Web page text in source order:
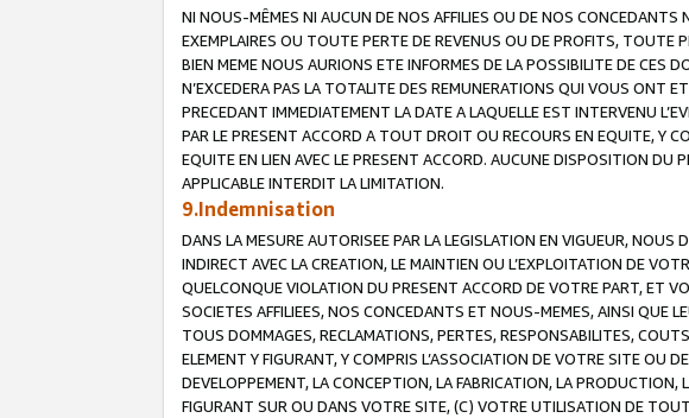
NI NOUS-MÊMES NI AUCUN DE NOS AFFILIES OU DE NOS CONCEDANTS
EXEMPLAIRES OU TOUTE PERTE DE REVENUS OU DE PROFITS, TOUTE
BIEN MEME NOUS AURIONS ETE INFORMES DE LA POSSIBILITE DE CES
N’EXCEDERA PAS LA TOTALITE DES REMUNERATIONS QUI VOUS ONT
PRECEDANT IMMEDIATEMENT LA DATE A LAQUELLE EST INTERVENU
PAR LE PRESENT ACCORD A TOUT DROIT OU RECOURS EN EQUITE, Y
EQUITE EN LIEN AVEC LE PRESENT ACCORD. AUCUNE DISPOSITION
APPLICABLE INTERDIT LA LIMITATION.
9.Indemnisation
DANS LA MESURE AUTORISEE PAR LA LEGISLATION EN VIGUEUR,
INDIRECT AVEC LA CREATION, LE MAINTIEN OU L’EXPLOITATION DE
QUELCONQUE VIOLATION DU PRESENT ACCORD DE VOTRE PART, ET
SOCIETES AFFILIEES, NOS CONCEDANTS ET NOUS-MEMES, AINSI QUE
TOUS DOMMAGES, RECLAMATIONS, PERTES, RESPONSABILITES,
ELEMENT Y FIGURANT, Y COMPRIS L’ASSOCIATION DE VOTRE SITE OU
DEVELOPPEMENT, LA CONCEPTION, LA FABRICATION, LA
FIGURANT SUR OU DANS VOTRE SITE, (C) VOTRE UTILISATION DE